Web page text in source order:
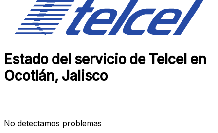
Estado del servicio de Telcel en
Ocotlán, Jalisco
No detectamos problemas